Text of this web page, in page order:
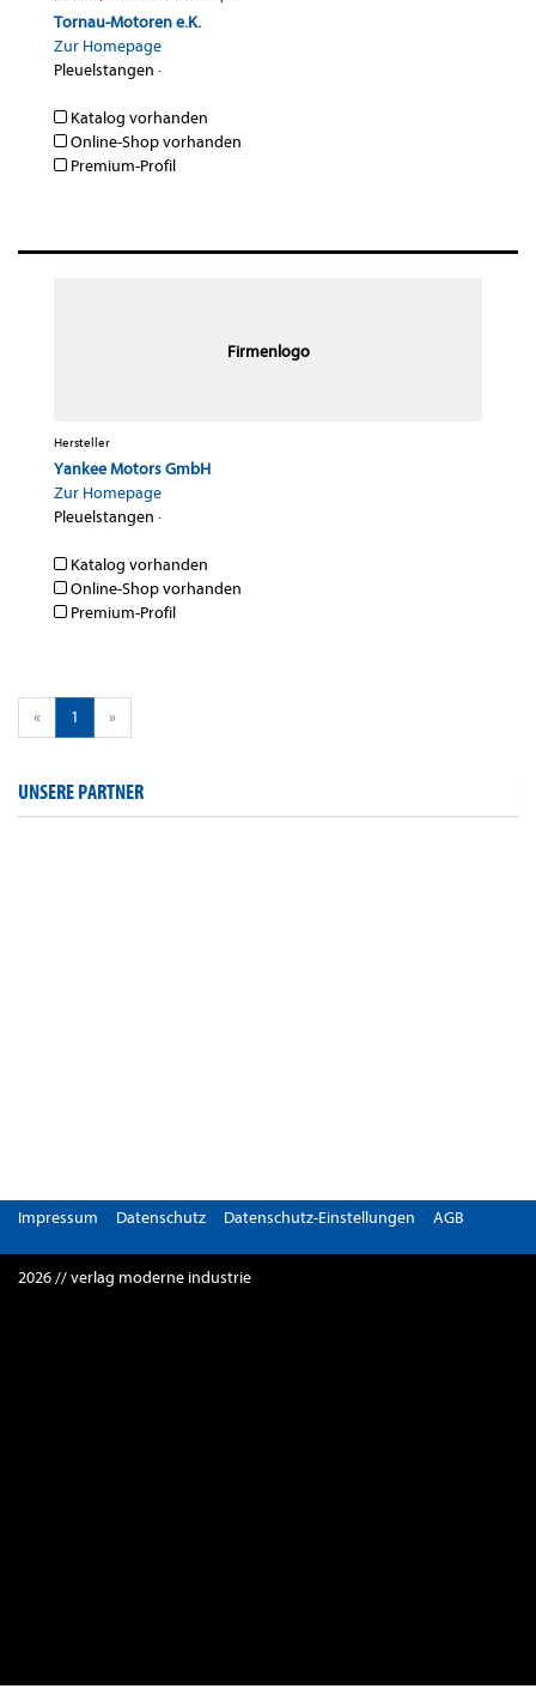
Tornau-Motoren e.K.
Zur Homepage
Pleuelstangen ·
Katalog vorhanden
Online-Shop vorhanden
Premium-Profil
Firmenlogo
Hersteller
Yankee Motors GmbH
Zur Homepage
Pleuelstangen ·
Katalog vorhanden
Online-Shop vorhanden
Premium-Profil
« 1 »
UNSERE PARTNER
Impressum Datenschutz Datenschutz-Einstellungen AGB
2026 // verlag moderne industrie